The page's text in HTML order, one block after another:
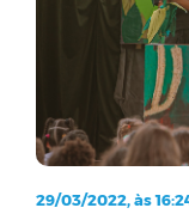
29/03/2022, às